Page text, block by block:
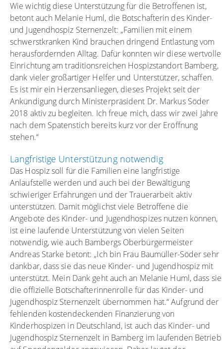
Wie wichtig diese Unterstützung für die Betroffenen ist,
betont auch Melanie Huml, die Botschafterin des Kinder-
und Jugendhospiz Sternenzelt: „Familien mit einem
schwerstkranken Kind brauchen dringend Entlastung vom
herausfordernden Alltag. Dafür konnten wir diese wertvolle
Einrichtung am traditionsreichen Hospizstandort Bamberg,
dank vieler großartiger Helfer und Unterstützer, schaffen.
Es ist mir ein Herzensanliegen, dieses Projekt seit der
Ankündigung durch Ministerpräsident Dr. Markus Söder
2018 aktiv zu begleiten. Ich freue mich, dass wir zwei Jahre
nach dem Spatenstich bereits kurz vor der Eröffnung
stehen.“
Langfristige Unterstützung notwendig
Das Hospiz soll für die Familien eine langfristige
Anlaufstelle werden und auch bei der Bewältigung
schwieriger Erfahrungen und der Trauerarbeit aktiv
unterstützen. Damit möglichst viele Betroffene die
Angebote des Kinder- und Jugendhospizes nutzen können,
ist eine laufende Unterstützung von vielen Seiten
notwendig, wie auch Bambergs Oberbürgermeister
Andreas Starke betont: „Ich bin Frau Baumüller-Söder sehr
dankbar, dass sie das neue Kinder- und Jugendhospiz mit
unterstützt. Mein Dank geht auch an Melanie Huml, dass sie
die offizielle Botschafterinnenrolle für das Kinder- und
Jugendhospiz Sternenzelt übernommen hat.“ Aufgrund der
fehlenden kostendeckenden Finanzierung von
Kinderhospizen in Deutschland, ist auch das Kinder- und
Jugendhospiz Sternenzelt in Bamberg im laufenden Betrieb